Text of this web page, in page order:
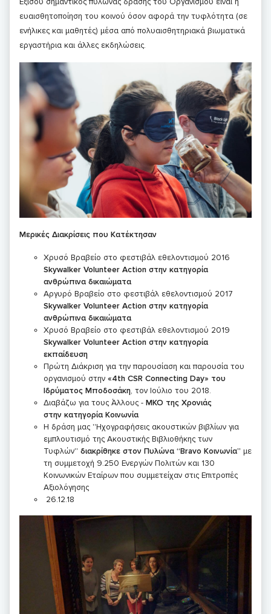
ευαισθητοποίηση του κοινού όσον αφορά την τυφλότητα (σε
ενήλικες και μαθητές) μέσα από πολυαισθητηριακά βιωματικά
εργαστήρια και άλλες εκδηλώσεις.
Μερικές Διακρίσεις που Κατέκτησαν
Χρυσό Βραβείο στο φεστιβάλ εθελοντισμού 2016
Skywalker Volunteer Action στην κατηγορία
ανθρώπινα δικαιώματα
Αργυρό Βραβείο στο φεστιβάλ εθελοντισμού 2017
Skywalker Volunteer Action στην κατηγορία
ανθρώπινα δικαιώματα
Χρυσό Βραβείο στο φεστιβάλ εθελοντισμού 2019
Skywalker Volunteer Action στην κατηγορία
εκπαίδευση
Πρώτη Διάκριση για την παρουσίαση και παρουσία του
οργανισμού στην «4th CSR Connecting Day» του
Ιδρύματος Μποδοσάκη, τον Ιούλιο του 2018.
Διαβάζω για τους Άλλους - ΜΚΟ της Χρονιάς
στην κατηγορία Κοινωνία
Η δράση μας ''Ηχογραφήσεις ακουστικών βιβλίων για
εμπλουτισμό της Ακουστικής Βιβλιοθήκης των
Τυφλών'' διακρίθηκε στον Πυλώνα “Bravo Κοινωνία” με
τη συμμετοχή 9.250 Ενεργών Πολιτών και 130
Κοινωνικών Εταίρων που συμμετείχαν στις Επιτροπές
Αξιολόγησης
26.12.18